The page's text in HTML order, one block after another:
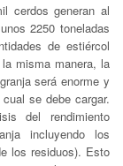
cerdos generan al
2250 toneladas
de estiércol
misma manera, la
será enorme y
se debe cargar.
del rendimiento
incluyendo los
los residuos). Esto